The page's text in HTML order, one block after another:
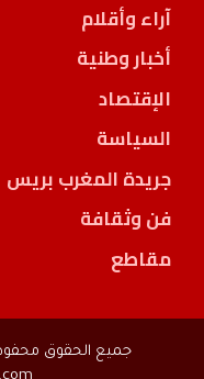
آراء وأقلام
أخبار وطنية
الإقتصاد
السياسة
جريدة المغرب بريس
فن وثقافة
مقاطع
جميع الحقوق